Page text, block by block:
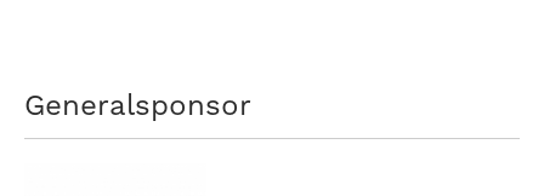
Generalsponsor